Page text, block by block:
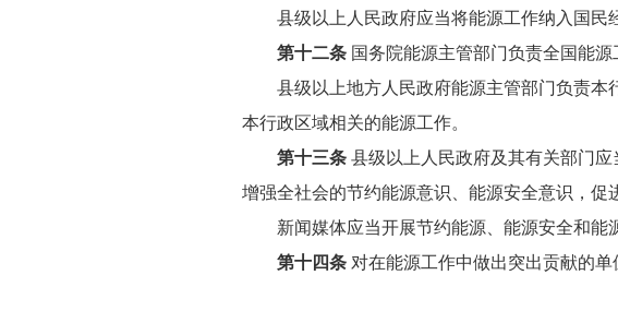
县级以上人民政府应当将能源工作纳入国民
第十二条 国务院能源主管部门负责全国能
县级以上地方人民政府能源主管部门负责本
本行政区域相关的能源工作。
第十三条 县级以上人民政府及其有关部门
增强全社会的节约能源意识、能源安全意识，促
新闻媒体应当开展节约能源、能源安全和能
第十四条 对在能源工作中做出突出贡献的